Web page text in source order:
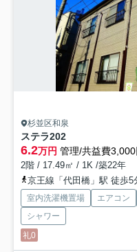
杉並区和泉
ステラ202
6.2万円 管理/共益費3,000
2階 / 17.49㎡ / 1K /築22年
京王線「代田橋」駅 徒歩5
室内洗濯機置場 エアコン
シャワー
礼0